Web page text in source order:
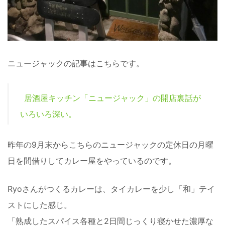
ニュージャックの記事はこちらです。
居酒屋キッチン「ニュージャック」の開店裏話が
いろいろ深い。
昨年の9月末からこちらのニュージャックの定休日の月曜
日を間借りしてカレー屋をやっているのです。
Ryoさんがつくるカレーは、タイカレーを少し「和」テイ
ストにした感じ。
「熟成したスパイス各種と2日間じっくり寝かせた濃厚な